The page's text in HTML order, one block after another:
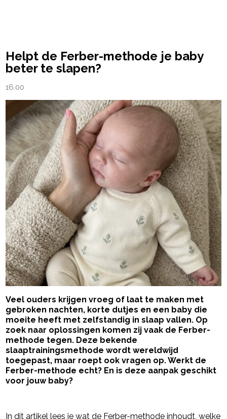
Helpt de Ferber-methode je baby
beter te slapen?
16:00
Veel ouders krijgen vroeg of laat te maken met
gebroken nachten, korte dutjes en een baby die
moeite heeft met zelfstandig in slaap vallen. Op
zoek naar oplossingen komen zij vaak de Ferber-
methode tegen. Deze bekende
slaaptrainingsmethode wordt wereldwijd
toegepast, maar roept ook vragen op. Werkt de
Ferber-methode echt? En is deze aanpak geschikt
voor jouw baby?
In dit artikel lees je wat de Ferber-methode inhoudt, welke